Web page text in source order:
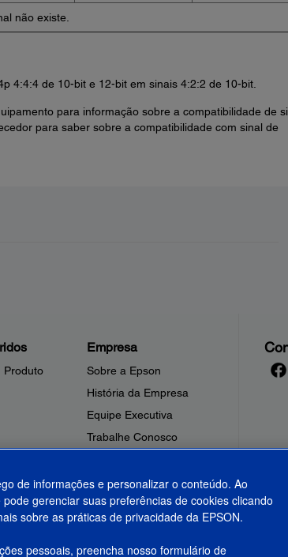
não existe.
4:4:4 de 10-bit e 12-bit em sinais 4:2:2 de 10-bit.
para informação sobre a compatibilidade de
para saber sobre a compatibilidade com sinal de
Produto
Empresa
Sobre a Epson
História da Empresa
Equipe Executiva
Trabalhe Conosco
Fale Conosco
Shakira + Epson
de informações e personalizar o conteúdo. Ao
gerenciar suas preferências de cookies clicando
sobre as práticas de privacidade da EPSON.
pessoais, preencha nosso formulário de